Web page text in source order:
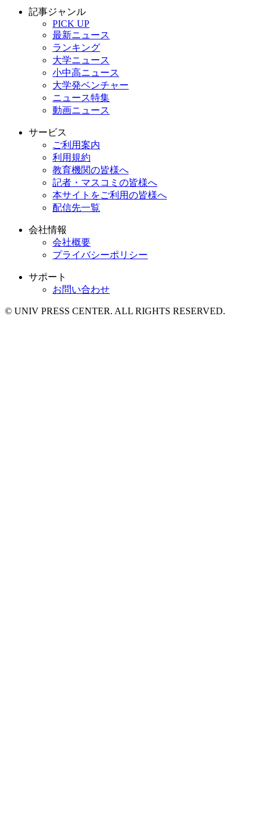
記事ジャンル
PICK UP
最新ニュース
ランキング
大学ニュース
小中高ニュース
大学発ベンチャー
ニュース特集
動画ニュース
サービス
ご利用案内
利用規約
教育機関の皆様へ
記者・マスコミの皆様へ
本サイトをご利用の皆様へ
配信先一覧
会社情報
会社概要
プライバシーポリシー
サポート
お問い合わせ
© UNIV PRESS CENTER. ALL RIGHTS RESERVED.